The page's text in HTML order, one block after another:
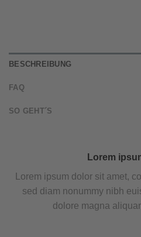
BESCHREIBUNG
FAQ
SO GEHT´S
Lorem
Lorem ipsum dolor sit amet,
sed diam nonummy nibh
dolore magna